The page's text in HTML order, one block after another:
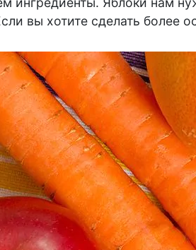
вы хотите сделать более